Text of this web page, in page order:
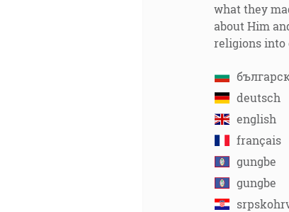
what they
about Him
religions into
deutsch
english
français
gungbe
gungbe